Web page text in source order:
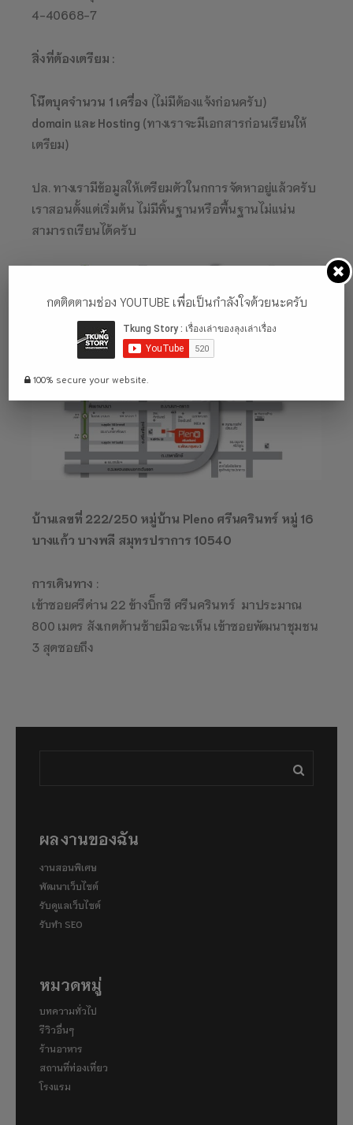
4-40668-7
สิ่งที่ต้องเตรียม :
โน๊ตบุคจำนวน 1 เครื่อง (ไม่มีต้องแจ้งก่อนครับ)
domain และ Hosting (ทางเราจะมีเอกสารก่อนเรียนให้
เตรียม)
ปล. ทางเรามีข้อมูลให้เตรียมตัวในกการจัดหาอยู่แล้วครับ
เราสอนตั้งแต่เริ่มต้น ไม่มีพิ้นฐานหรือพื้นฐานไม่แน่น
สามารถเรียนได้ครับ
บ้านเลขที่ 222/250 หมู่บ้าน Pleno ศรีนครินทร์ หมู่ 16
บางแก้ว บางพลี สมุทรปราการ 10540
การเดินทาง :
เข้าซอยศรีด่าน 22 ข้างบิ็กซี ศรีนครินทร์ มาประมาณ
800 เมตร สังเกตด้านซ้ายมือจะเห็น เข้าซอยพัฒนาชุมชน
3 สุดซอยถึง
ผลงานของฉัน
งานสอนพิเศษ
พัฒนาเว็บไซต์
รับดูแลเว็บไซต์
รับทำ SEO
หมวดหมู่
บทความทั่วไป
รีวิวอื่นๆ
ร้านอาหาร
สถานที่ท่องเที่ยว
โรงแรม
กดติดตามช่อง YOUTUBE เพื่อเป็นกำลังใจด้วยนะครับ
100% secure your website.